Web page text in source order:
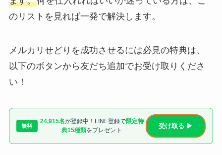
のリストを見れば一発で解決します。
メルカリせどりを成功させるには必見の特典は、
以下のボタンから友だち追加でお受け取りくださ
い！
無料
24,915名が登録中！LINE登録で限定特
典15種類をプレゼント
受け取る ▶